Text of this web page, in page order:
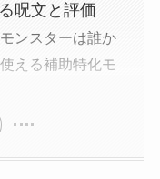
呪文と評価
ンスターは誰か
える補助特化モ